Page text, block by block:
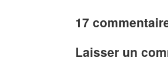
17
Laisser un